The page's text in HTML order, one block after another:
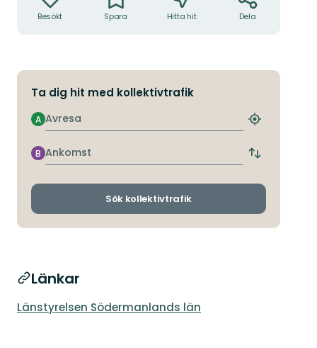
Besökt Spara Hitta hit Dela
Ta dig hit med kollektivtrafik
Avresa
A
Hitta
hållplats
Ankomst
B
Byt
och
Sök kollektivtrafik
Länkar
Länstyrelsen Södermanlands län